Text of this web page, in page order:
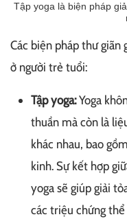
Tập yoga là biện pháp
Các biện pháp thư giãn
ở người trẻ tuổi:
Tập yoga:Yoga
thuần mà còn là
khác nhau, bao
kinh. Sự kết hợp
yoga sẽ giúp giải
các triệu chứng